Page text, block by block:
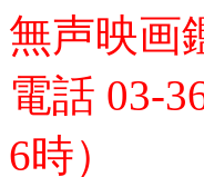
無声映画
電話 03-
6時）